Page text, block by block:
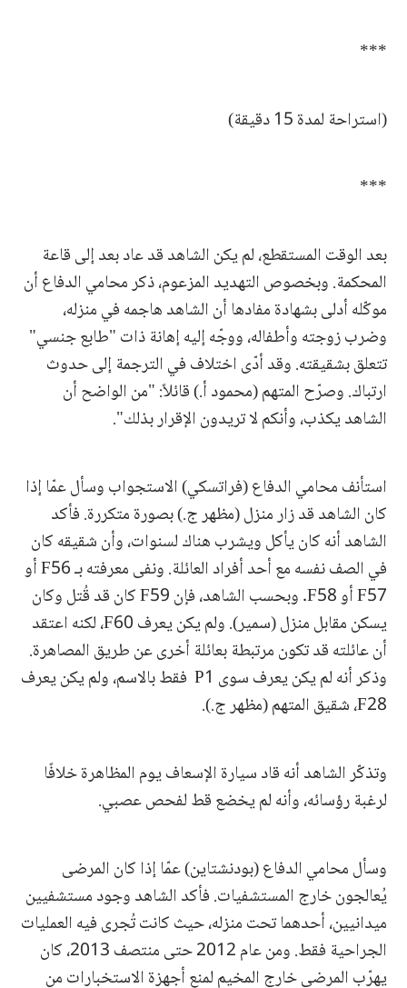
***
(استراحة لمدة 15 دقيقة)
***
بعد الوقت المستقطع، لم يكن الشاهد قد عاد بعد إلى قاعة
المحكمة. وبخصوص التهديد المزعوم، ذكر محامي الدفاع أن
موكّله أدلى بشهادة مفادها أن الشاهد هاجمه في منزله،
وضرب زوجته وأطفاله، ووجّه إليه إهانة ذات "طابع جنسي"
تتعلق بشقيقته. وقد أدّى اختلاف في الترجمة إلى حدوث
ارتباك. وصرّح المتهم (محمود أ.) قائلاً: "من الواضح أن
الشاهد يكذب، وأنكم لا تريدون الإقرار بذلك".
استأنف محامي الدفاع (فراتسكي) الاستجواب وسأل عمّا إذا
كان الشاهد قد زار منزل (مظهر ج.) بصورة متكررة. فأكد
الشاهد أنه كان يأكل ويشرب هناك لسنوات، وأن شقيقه كان
في الصف نفسه مع أحد أفراد العائلة. ونفى معرفته بـ F56 أو
F57 أو F58. وبحسب الشاهد، فإن F59 كان قد قُتل وكان
يسكن مقابل منزل (سمير). ولم يكن يعرف F60، لكنه اعتقد
أن عائلته قد تكون مرتبطة بعائلة أخرى عن طريق المصاهرة.
وذكر أنه لم يكن يعرف سوى P1 فقط بالاسم، ولم يكن يعرف
F28، شقيق المتهم (مظهر ج.).
وتذكّر الشاهد أنه قاد سيارة الإسعاف يوم المظاهرة خلافًا
لرغبة رؤسائه، وأنه لم يخضع قط لفحص عصبي.
وسأل محامي الدفاع (بودنشتاين) عمّا إذا كان المرضى
يُعالجون خارج المستشفيات. فأكد الشاهد وجود مستشفيين
ميدانيين، أحدهما تحت منزله، حيث كانت تُجرى فيه العمليات
الجراحية فقط. ومن عام 2012 حتى منتصف 2013، كان
يهرّب المرضى خارج المخيم لمنع أجهزة الاستخبارات من